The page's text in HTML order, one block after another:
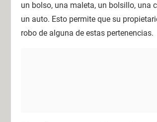
un bolso, una maleta, un bolsillo, una
un auto. Esto permite que su
robo de alguna de estas pertenencias.